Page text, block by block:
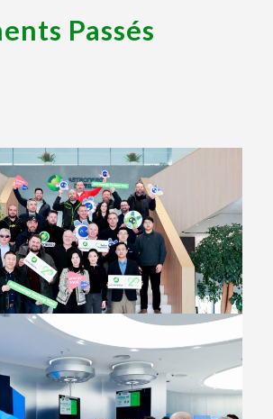
Passés